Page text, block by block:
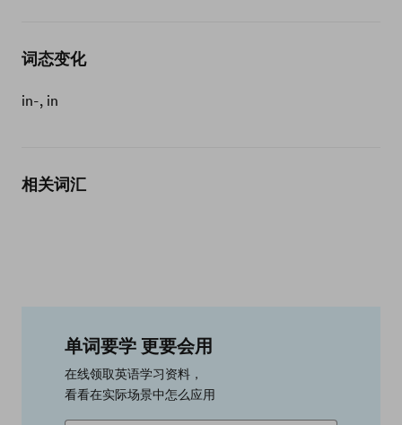
词态变化
in-, in
相关词汇
单词要学 更要会用
在线领取英语学习资料，
看看在实际场景中怎么应用